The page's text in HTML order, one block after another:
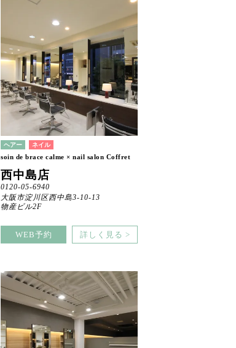
ヘアー ネイル
soin de brace calme × nail salon Coffret
西中島店
0120-05-6940
大阪市淀川区西中島3-10-13
物産ビル2F
WEB予約 詳しく見る >